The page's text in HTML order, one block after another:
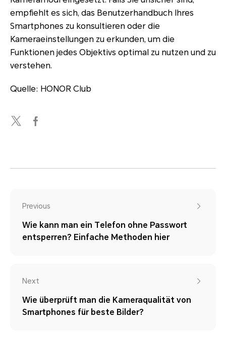
empfiehlt es sich, das Benutzerhandbuch Ihres
Smartphones zu konsultieren oder die
Kameraeinstellungen zu erkunden, um die
Funktionen jedes Objektivs optimal zu nutzen und zu
verstehen.
Quelle: HONOR Club
Previous
Wie kann man ein Telefon ohne Passwort
entsperren? Einfache Methoden hier
Next
Wie überprüft man die Kameraqualität von
Smartphones für beste Bilder?